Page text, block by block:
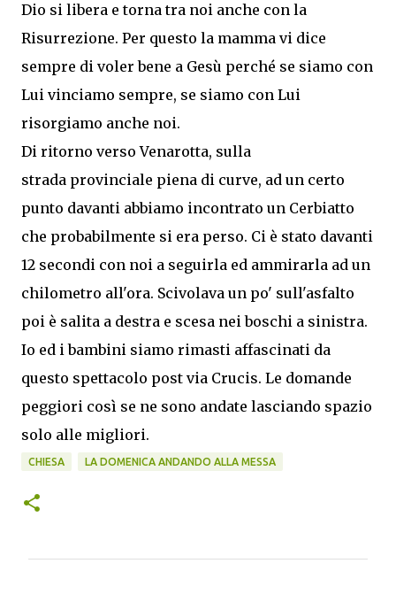
Dio si libera e torna tra noi anche con la
Risurrezione. Per questo la mamma vi dice
sempre di voler bene a Gesù perché se siamo con
Lui vinciamo sempre, se siamo con Lui
risorgiamo anche noi.
Di ritorno verso Venarotta, sulla
strada provinciale piena di curve, ad un certo
punto davanti abbiamo incontrato un Cerbiatto
che probabilmente si era perso. Ci è stato davanti
12 secondi con noi a seguirla ed ammirarla ad un
chilometro all'ora. Scivolava un po' sull'asfalto
poi è salita a destra e scesa nei boschi a sinistra.
Io ed i bambini siamo rimasti affascinati da
questo spettacolo post via Crucis. Le domande
peggiori così se ne sono andate lasciando spazio
solo alle migliori.
CHIESA LA DOMENICA ANDANDO ALLA MESSA